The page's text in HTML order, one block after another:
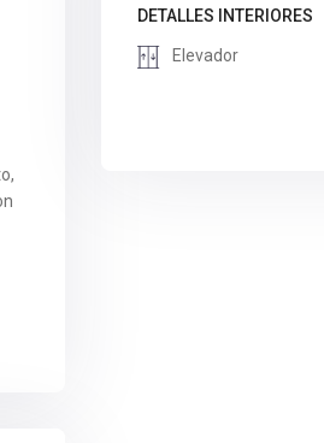
DETALLES INTERIORES
Elevador